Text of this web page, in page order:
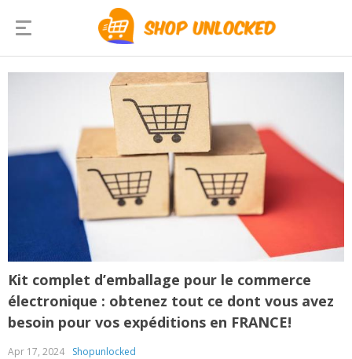
Kit complet d’emballage pour le commerce
électronique : obtenez tout ce dont vous avez
besoin pour vos expéditions en FRANCE!
Apr 17, 2024 Shopunlocked